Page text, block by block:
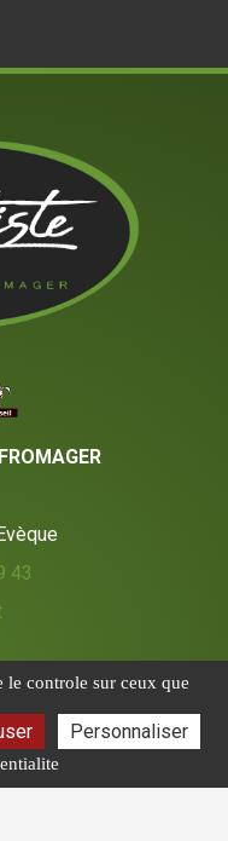
43
le controle sur ceux que
Personnaliser